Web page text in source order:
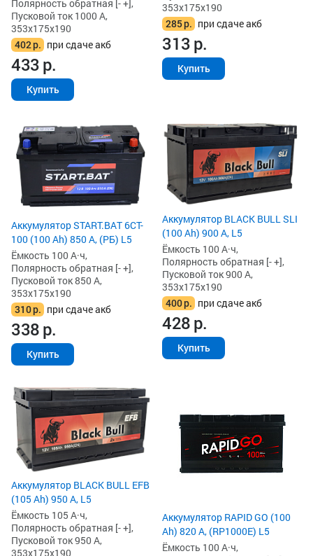
Полярность обратная [- +],
Пусковой ток 1000 А,
353x175x190
402р. при сдаче акб
433р.
Купить
353x175x190
285р. при сдаче акб
313р.
Купить
Аккумулятор START.BAT 6CT-
100 (100 Ah) 850 А, (РБ) L5
Ёмкость 100 А·ч,
Полярность обратная [- +],
Пусковой ток 850 А,
353x175x190
310р. при сдаче акб
338р.
Купить
Аккумулятор BLACK BULL SLI
(100 Ah) 900 А, L5
Ёмкость 100 А·ч,
Полярность обратная [- +],
Пусковой ток 900 А,
353x175x190
400р. при сдаче акб
428р.
Купить
Аккумулятор BLACK BULL EFB
(105 Ah) 950 А, L5
Ёмкость 105 А·ч,
Полярность обратная [- +],
Пусковой ток 950 А,
353x175x190
Аккумулятор RAPID GO (100
Ah) 820 А, (RP1000E) L5
Ёмкость 100 А·ч,